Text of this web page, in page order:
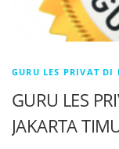
GURU LES PRIVAT DI
GURU LES
JAKARTA